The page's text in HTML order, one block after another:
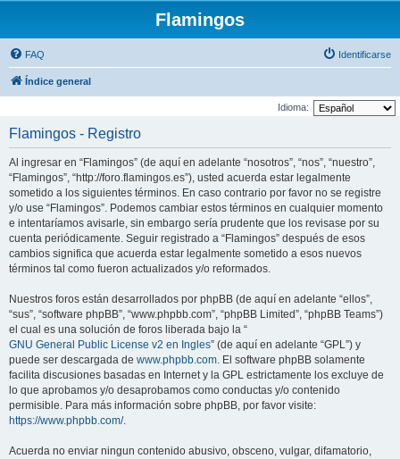
Flamingos
FAQ Identificarse
Índice general
Idioma:
Flamingos - Registro
Al ingresar en “Flamingos” (de aquí en adelante “nosotros”, “nos”, “nuestro”,
“Flamingos”, “http://foro.flamingos.es”), usted acuerda estar legalmente
sometido a los siguientes términos. En caso contrario por favor no se registre
y/o use “Flamingos”. Podemos cambiar estos términos en cualquier momento
e intentaríamos avisarle, sin embargo sería prudente que los revisase por su
cuenta periódicamente. Seguir registrado a “Flamingos” después de esos
cambios significa que acuerda estar legalmente sometido a esos nuevos
términos tal como fueron actualizados y/o reformados.
Nuestros foros están desarrollados por phpBB (de aquí en adelante “ellos”,
“sus”, “software phpBB”, “www.phpbb.com”, “phpBB Limited”, “phpBB Teams”)
el cual es una solución de foros liberada bajo la “
GNU General Public License v2 en Ingles” (de aquí en adelante “GPL”) y
puede ser descargada de www.phpbb.com. El software phpBB solamente
facilita discusiones basadas en Internet y la GPL estrictamente los excluye de
lo que aprobamos y/o desaprobamos como conductas y/o contenido
permisible. Para más información sobre phpBB, por favor visite:
https://www.phpbb.com/.
Acuerda no enviar ningun contenido abusivo, obsceno, vulgar, difamatorio,